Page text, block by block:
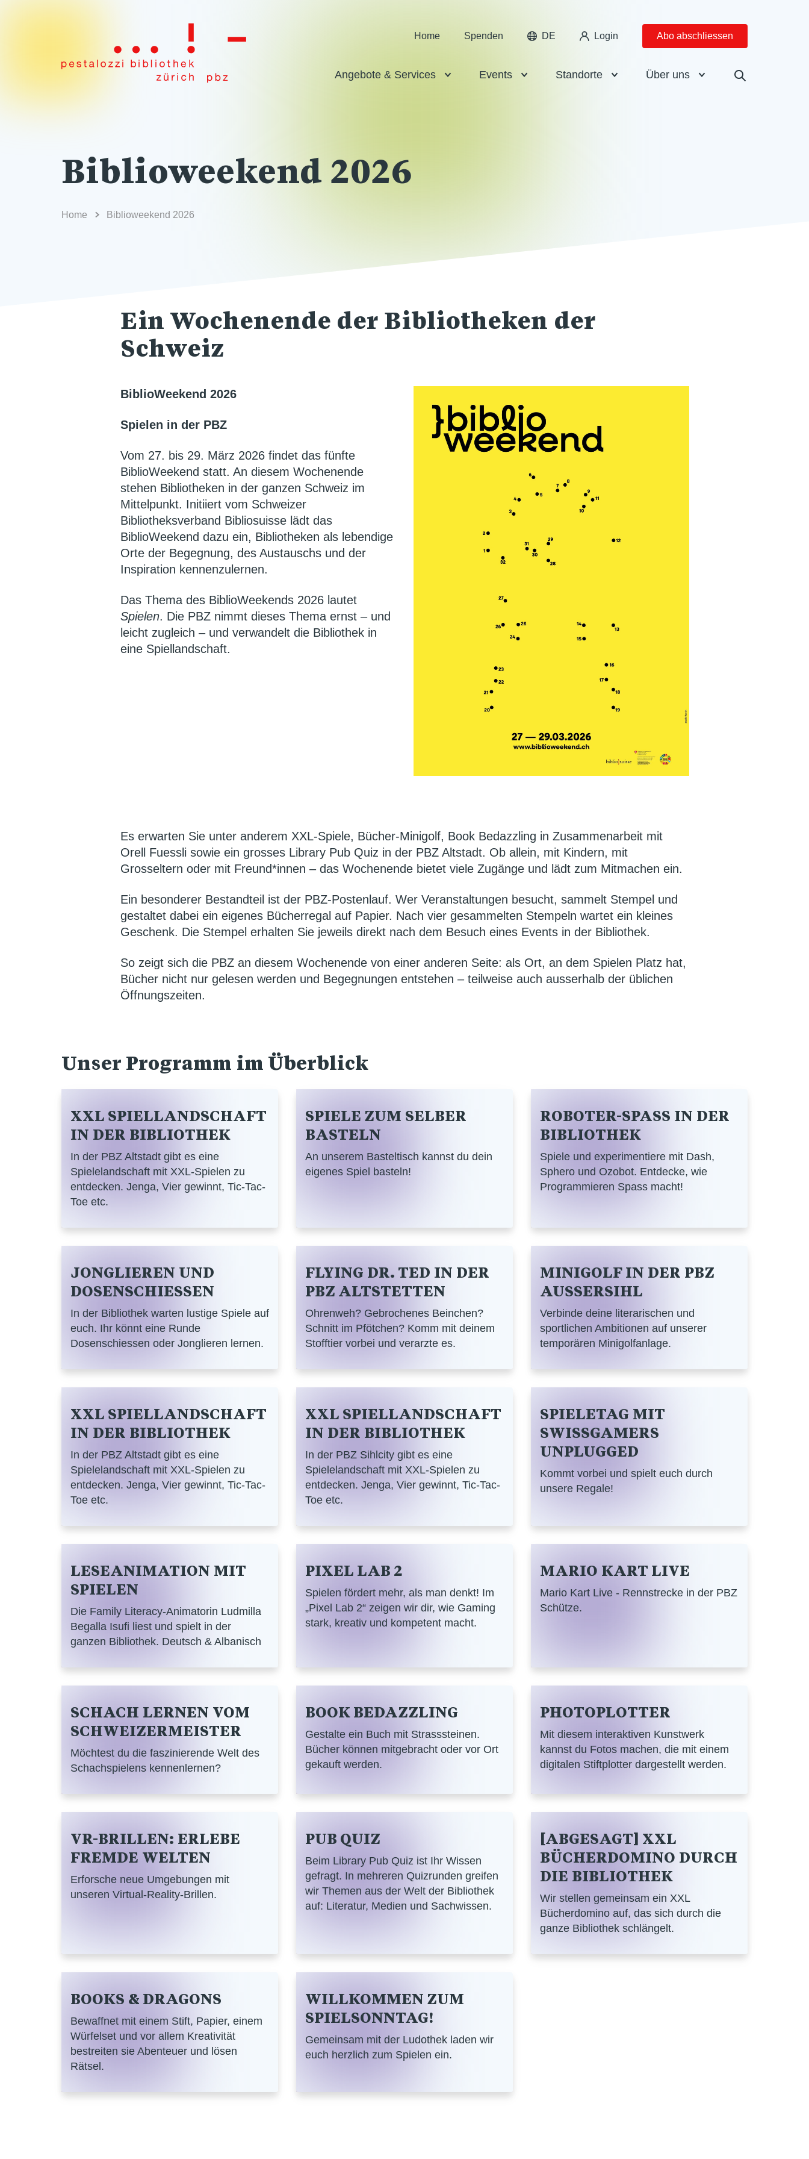
Home Spenden DE Login Abo abschliessen
Angebote & Services Events Standorte Über uns
Biblioweekend 2026
Home Biblioweekend 2026
Ein Wochenende der Bibliotheken der
Schweiz
BiblioWeekend 2026
Spielen in der PBZ
Vom 27. bis 29. März 2026 findet das fünfte
BiblioWeekend statt. An diesem Wochenende
stehen Bibliotheken in der ganzen Schweiz im
Mittelpunkt. Initiiert vom Schweizer
Bibliotheksverband Bibliosuisse lädt das
BiblioWeekend dazu ein, Bibliotheken als lebendige
Orte der Begegnung, des Austauschs und der
Inspiration kennenzulernen.
Das Thema des BiblioWeekends 2026 lautet
Spielen. Die PBZ nimmt dieses Thema ernst – und
leicht zugleich – und verwandelt die Bibliothek in
eine Spiellandschaft.
Es erwarten Sie unter anderem XXL-Spiele, Bücher-Minigolf, Book Bedazzling in Zusammenarbeit mit
Orell Fuessli sowie ein grosses Library Pub Quiz in der PBZ Altstadt. Ob allein, mit Kindern, mit
Grosseltern oder mit Freund*innen – das Wochenende bietet viele Zugänge und lädt zum Mitmachen ein.
Ein besonderer Bestandteil ist der PBZ-Postenlauf. Wer Veranstaltungen besucht, sammelt Stempel und
gestaltet dabei ein eigenes Bücherregal auf Papier. Nach vier gesammelten Stempeln wartet ein kleines
Geschenk. Die Stempel erhalten Sie jeweils direkt nach dem Besuch eines Events in der Bibliothek.
So zeigt sich die PBZ an diesem Wochenende von einer anderen Seite: als Ort, an dem Spielen Platz hat,
Bücher nicht nur gelesen werden und Begegnungen entstehen – teilweise auch ausserhalb der üblichen
Öffnungszeiten.
Unser Programm im Überblick
XXL SPIELLANDSCHAFT
IN DER BIBLIOTHEK
In der PBZ Altstadt gibt es eine
Spielelandschaft mit XXL-Spielen zu
entdecken. Jenga, Vier gewinnt, Tic-Tac-
Toe etc.
SPIELE ZUM SELBER
BASTELN
An unserem Basteltisch kannst du dein
eigenes Spiel basteln!
ROBOTER-SPASS IN DER
BIBLIOTHEK
Spiele und experimentiere mit Dash,
Sphero und Ozobot. Entdecke, wie
Programmieren Spass macht!
JONGLIEREN UND
DOSENSCHIESSEN
In der Bibliothek warten lustige Spiele auf
euch. Ihr könnt eine Runde
Dosenschiessen oder Jonglieren lernen.
FLYING DR. TED IN DER
PBZ ALTSTETTEN
Ohrenweh? Gebrochenes Beinchen?
Schnitt im Pfötchen? Komm mit deinem
Stofftier vorbei und verarzte es.
MINIGOLF IN DER PBZ
AUSSERSIHL
Verbinde deine literarischen und
sportlichen Ambitionen auf unserer
temporären Minigolfanlage.
XXL SPIELLANDSCHAFT
IN DER BIBLIOTHEK
In der PBZ Altstadt gibt es eine
Spielelandschaft mit XXL-Spielen zu
entdecken. Jenga, Vier gewinnt, Tic-Tac-
Toe etc.
XXL SPIELLANDSCHAFT
IN DER BIBLIOTHEK
In der PBZ Sihlcity gibt es eine
Spielelandschaft mit XXL-Spielen zu
entdecken. Jenga, Vier gewinnt, Tic-Tac-
Toe etc.
SPIELETAG MIT
SWISSGAMERS
UNPLUGGED
Kommt vorbei und spielt euch durch
unsere Regale!
LESEANIMATION MIT
SPIELEN
Die Family Literacy-Animatorin Ludmilla
Begalla Isufi liest und spielt in der
ganzen Bibliothek. Deutsch & Albanisch
PIXEL LAB 2
Spielen fördert mehr, als man denkt! Im
„Pixel Lab 2“ zeigen wir dir, wie Gaming
stark, kreativ und kompetent macht.
MARIO KART LIVE
Mario Kart Live - Rennstrecke in der PBZ
Schütze.
SCHACH LERNEN VOM
SCHWEIZERMEISTER
Möchtest du die faszinierende Welt des
Schachspielens kennenlernen?
BOOK BEDAZZLING
Gestalte ein Buch mit Strasssteinen.
Bücher können mitgebracht oder vor Ort
gekauft werden.
PHOTOPLOTTER
Mit diesem interaktiven Kunstwerk
kannst du Fotos machen, die mit einem
digitalen Stiftplotter dargestellt werden.
VR-BRILLEN: ERLEBE
FREMDE WELTEN
Erforsche neue Umgebungen mit
unseren Virtual-Reality-Brillen.
PUB QUIZ
Beim Library Pub Quiz ist Ihr Wissen
gefragt. In mehreren Quizrunden greifen
wir Themen aus der Welt der Bibliothek
auf: Literatur, Medien und Sachwissen.
[ABGESAGT] XXL
BÜCHERDOMINO DURCH
DIE BIBLIOTHEK
Wir stellen gemeinsam ein XXL
Bücherdomino auf, das sich durch die
ganze Bibliothek schlängelt.
BOOKS & DRAGONS
Bewaffnet mit einem Stift, Papier, einem
Würfelset und vor allem Kreativität
bestreiten sie Abenteuer und lösen
Rätsel.
WILLKOMMEN ZUM
SPIELSONNTAG!
Gemeinsam mit der Ludothek laden wir
euch herzlich zum Spielen ein.